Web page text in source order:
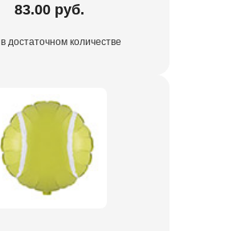
83.00 руб.
в достаточном количестве